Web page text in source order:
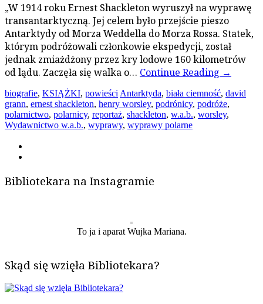
„W 1914 roku Ernest Shackleton wyruszył na wyprawę
transantarktyczną. Jej celem było przejście pieszo
Antarktydy od Morza Weddella do Morza Rossa. Statek,
którym podróżowali członkowie ekspedycji, został
jednak zmiażdżony przez kry lodowe 160 kilometrów
od lądu. Zaczęła się walka o… Continue Reading →
biografie, KSIĄŻKI, powieści Antarktyda, biała ciemność, david
grann, ernest shackleton, henry worsley, podrónicy, podróże,
polarnictwo, polarnicy, reportaż, shackleton, w.a.b., worsley,
Wydawnictwo w.a.b., wyprawy, wyprawy polarne
Bibliotekara na Instagramie
To ja i aparat Wujka Mariana.
Skąd się wzięła Bibliotekara?